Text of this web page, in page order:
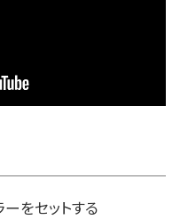
をセットする